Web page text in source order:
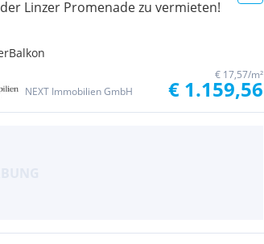
Linzer Promenade zu vermieten!
Balkon
NEXT Immobilien GmbH
€ 17,57/m²
€ 1.159,56